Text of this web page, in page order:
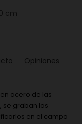
cm
Opiniones
acero de las
se graban los
en el campo